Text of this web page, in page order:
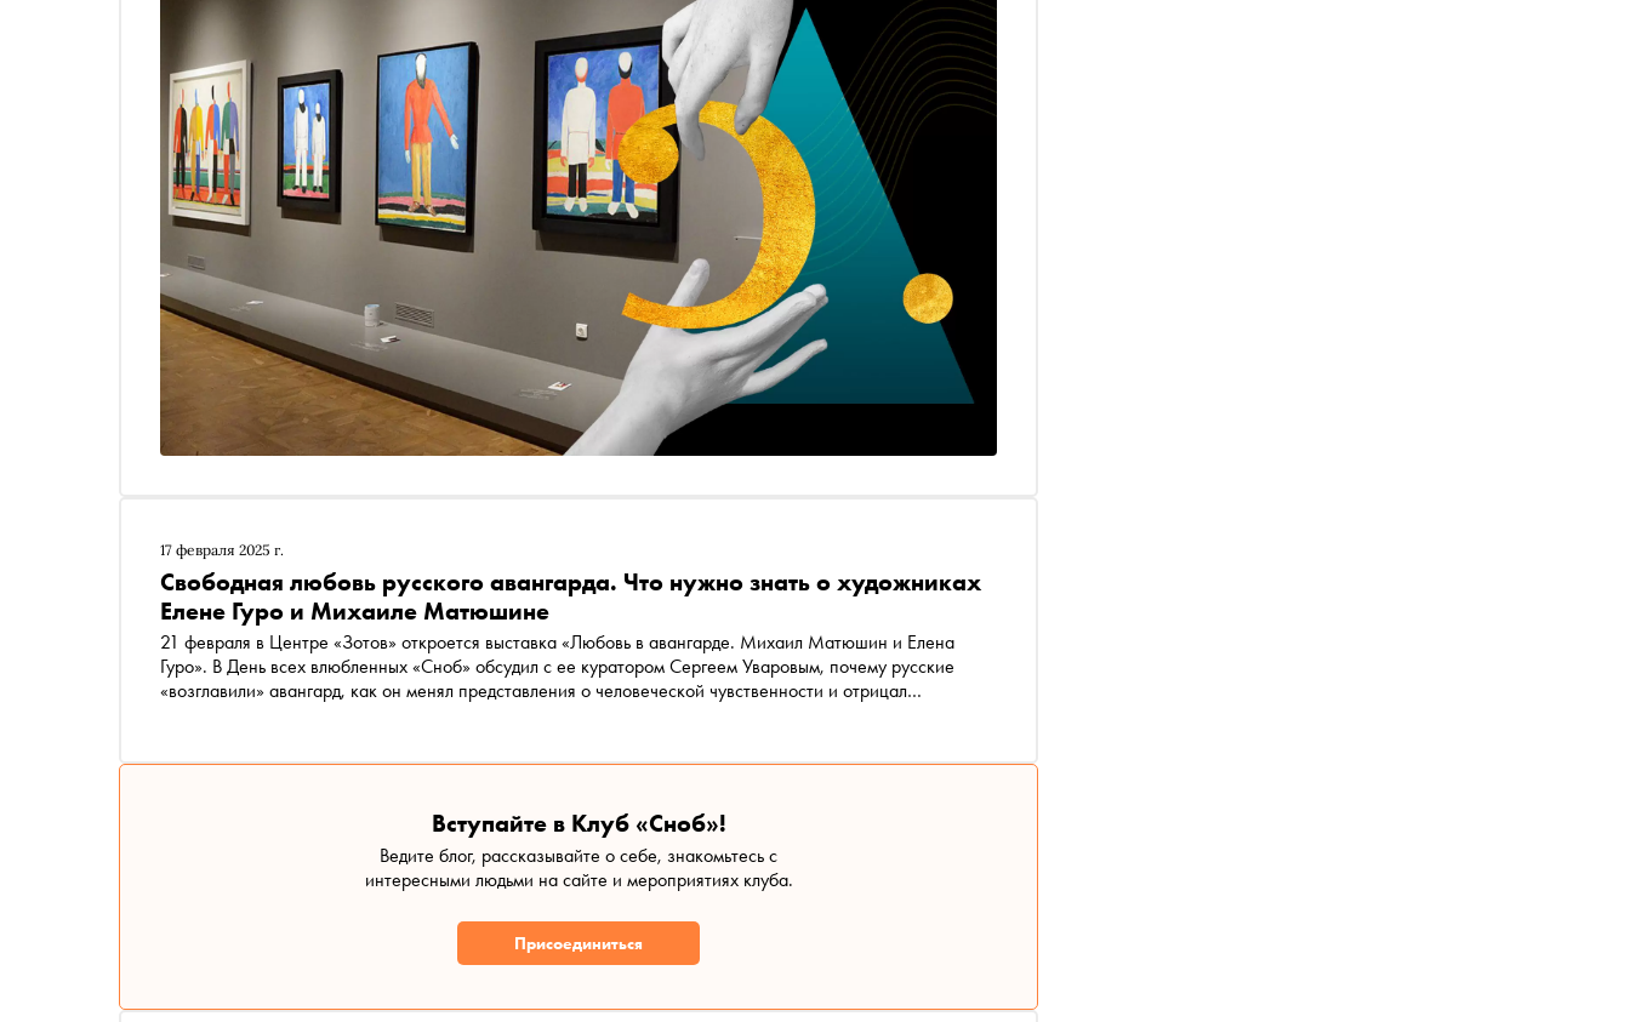
17 февраля 2025 г.
Свободная любовь русского авангарда. Что нужно знать о художниках
Елене Гуро и Михаиле Матюшине
21 февраля в Центре «Зотов» откроется выставка «Любовь в авангарде. Михаил Матюшин и Елена
Гуро». В День всех влюбленных «Сноб» обсудил с ее куратором Сергеем Уваровым, почему русские
«возглавили» авангард, как он менял представления о человеческой чувственности и отрицал
трансмедиальных и когда им это вредит
Вступайте в Клуб «Сноб»!
Ведите блог, рассказывайте о себе, знакомьтесь с
интересными людьми на сайте и мероприятиях клуба.
Присоединиться